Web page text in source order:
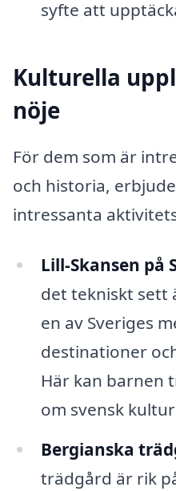
syfte att
Kulturella
nöje
För dem som är
och historia,
intressanta
Lill-Skansen på
det tekniskt sett
en av Sveriges
destinationer
Här kan barnen
om svensk
Bergianska
trädgård är rik